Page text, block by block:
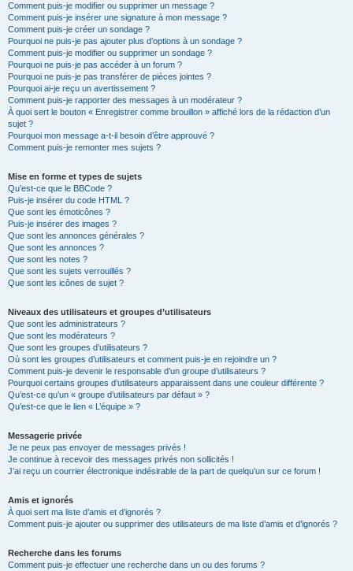
Comment puis-je modifier ou supprimer un message ?
Comment puis-je insérer une signature à mon message ?
Comment puis-je créer un sondage ?
Pourquoi ne puis-je pas ajouter plus d’options à un sondage ?
Comment puis-je modifier ou supprimer un sondage ?
Pourquoi ne puis-je pas accéder à un forum ?
Pourquoi ne puis-je pas transférer de pièces jointes ?
Pourquoi ai-je reçu un avertissement ?
Comment puis-je rapporter des messages à un modérateur ?
À quoi sert le bouton « Enregistrer comme brouillon » affiché lors de la rédaction d’un
sujet ?
Pourquoi mon message a-t-il besoin d’être approuvé ?
Comment puis-je remonter mes sujets ?
Mise en forme et types de sujets
Qu’est-ce que le BBCode ?
Puis-je insérer du code HTML ?
Que sont les émoticônes ?
Puis-je insérer des images ?
Que sont les annonces générales ?
Que sont les annonces ?
Que sont les notes ?
Que sont les sujets verrouillés ?
Que sont les icônes de sujet ?
Niveaux des utilisateurs et groupes d’utilisateurs
Que sont les administrateurs ?
Que sont les modérateurs ?
Que sont les groupes d’utilisateurs ?
Où sont les groupes d’utilisateurs et comment puis-je en rejoindre un ?
Comment puis-je devenir le responsable d’un groupe d’utilisateurs ?
Pourquoi certains groupes d’utilisateurs apparaissent dans une couleur différente ?
Qu’est-ce qu’un « groupe d’utilisateurs par défaut » ?
Qu’est-ce que le lien « L’équipe » ?
Messagerie privée
Je ne peux pas envoyer de messages privés !
Je continue à recevoir des messages privés non sollicités !
J’ai reçu un courrier électronique indésirable de la part de quelqu’un sur ce forum !
Amis et ignorés
À quoi sert ma liste d’amis et d’ignorés ?
Comment puis-je ajouter ou supprimer des utilisateurs de ma liste d’amis et d’ignorés ?
Recherche dans les forums
Comment puis-je effectuer une recherche dans un ou des forums ?